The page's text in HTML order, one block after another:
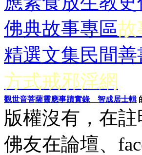
佛典故事專區故
精選文集民間善
方式戒邪淫網
觀世音菩薩靈應事蹟實錄 智成居士輯
版權沒有，在
佛友在論壇、